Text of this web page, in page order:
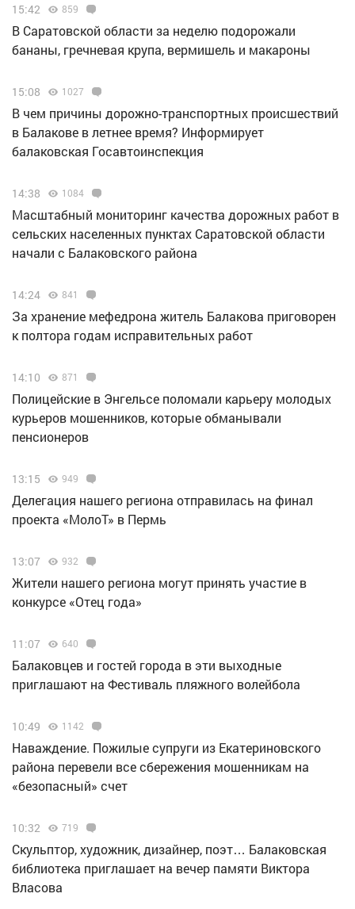
15:42 859
В Саратовской области за неделю подорожали
бананы, гречневая крупа, вермишель и макароны
15:08 1027
В чем причины дорожно-транспортных происшествий
в Балакове в летнее время? Информирует
балаковская Госавтоинспекция
14:38 1084
Масштабный мониторинг качества дорожных работ в
сельских населенных пунктах Саратовской области
начали с Балаковского района
14:24 841
За хранение мефедрона житель Балакова приговорен
к полтора годам исправительных работ
14:10 871
Полицейские в Энгельсе поломали карьеру молодых
курьеров мошенников, которые обманывали
пенсионеров
13:15 949
Делегация нашего региона отправилась на финал
проекта «МолоТ» в Пермь
13:07 932
Жители нашего региона могут принять участие в
конкурсе «Отец года»
11:07 640
Балаковцев и гостей города в эти выходные
приглашают на Фестиваль пляжного волейбола
10:49 1142
Наваждение. Пожилые супруги из Екатериновского
района перевели все сбережения мошенникам на
«безопасный» счет
10:32 719
Скульптор, художник, дизайнер, поэт… Балаковская
библиотека приглашает на вечер памяти Виктора
Власова